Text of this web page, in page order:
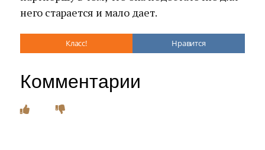
него старается и мало дает.
Класс! Нравится
Комментарии